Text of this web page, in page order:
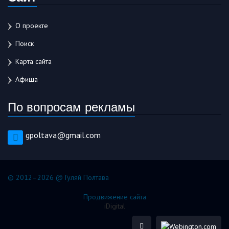
О проекте
Поиск
Карта сайта
Афиша
По вопросам рекламы
gpoltava@gmail.com
© 2012–2026 @ Гуляй Полтава
Продвижение сайта
iDigital